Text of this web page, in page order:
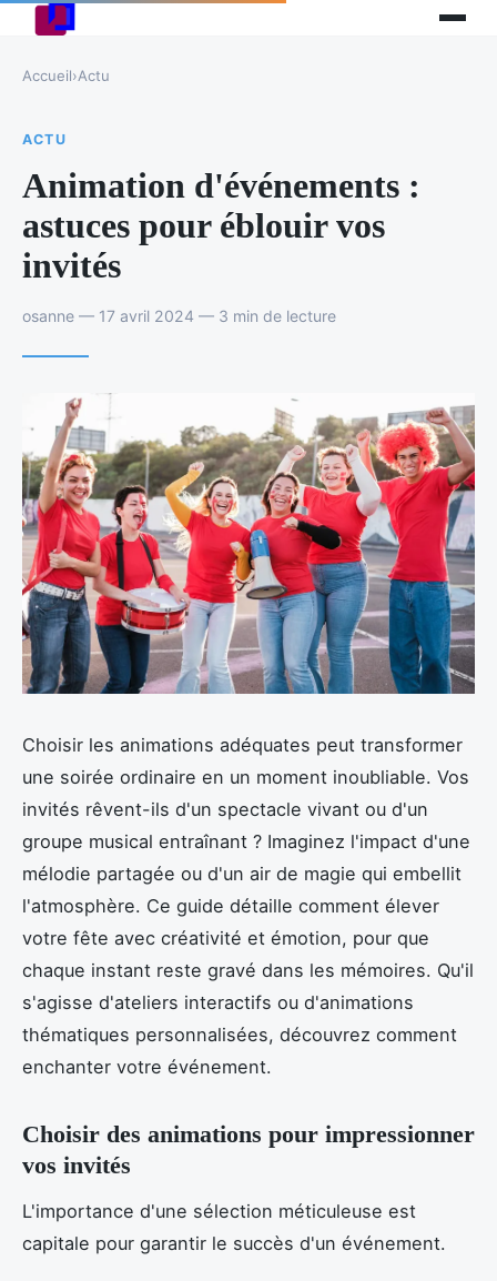
Accueil›Actu
ACTU
Animation d'événements :
astuces pour éblouir vos
invités
osanne — 17 avril 2024 — 3 min de lecture
Choisir les animations adéquates peut transformer
une soirée ordinaire en un moment inoubliable. Vos
invités rêvent-ils d'un spectacle vivant ou d'un
groupe musical entraînant ? Imaginez l'impact d'une
mélodie partagée ou d'un air de magie qui embellit
l'atmosphère. Ce guide détaille comment élever
votre fête avec créativité et émotion, pour que
chaque instant reste gravé dans les mémoires. Qu'il
s'agisse d'ateliers interactifs ou d'animations
thématiques personnalisées, découvrez comment
enchanter votre événement.
Choisir des animations pour impressionner
vos invités
L'importance d'une sélection méticuleuse est
capitale pour garantir le succès d'un événement.